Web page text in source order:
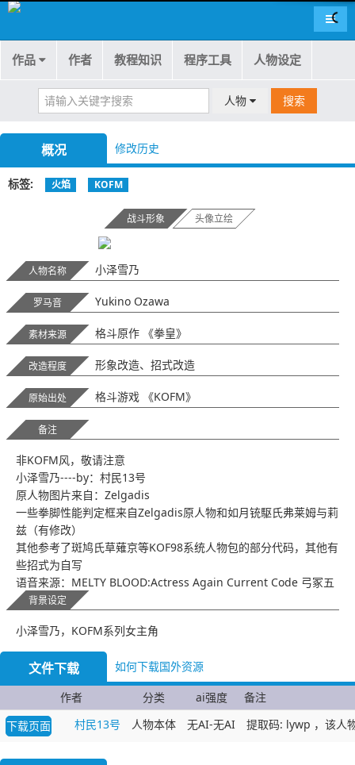
导航
作品 作者 教程知识 程序工具 人物设定
人物 搜索
概况 修改历史
标签 火焰 KOFM
战斗形象 头像立绘
人物名称 小泽雪乃
罗马音 Yukino Ozawa
素材来源 格斗原作 《拳皇》
改造程度 形象改造、招式改造
原始出处 格斗游戏 《KOFM》
备注
非KOFM风，敬请注意
小泽雪乃----by：村民13号
原人物图片来自：Zelgadis
一些拳脚性能判定框来自Zelgadis原人物和如月铳駆氏弗莱姆与莉
兹（有修改）
其他参考了斑鸠氏草薙京等KOF98系统人物包的部分代码，其他有
些招式为自写
语音来源：MELTY BLOOD:Actress Again Current Code 弓冢五
月（CV：南央美）
6500-6510打康等字幕演出（来自斑鸠）
7500气条（改自斑鸠）
7530-7540MAX启动条（来自斑鸠）
8100-8102演出（来自斑鸠）
技术力较低，问题可能会有点多（比如手感可能会有僵硬问题），
人物没有AI，
可以为这个人物随便写什么样的AI（）
背景设定
小泽雪乃，KOFM系列女主角
文件下载 如何下载国外资源
作者 分类 ai强度
备注
下载页面
村民13号 人物本体 无AI-无AI 提取码: lywp ，该人